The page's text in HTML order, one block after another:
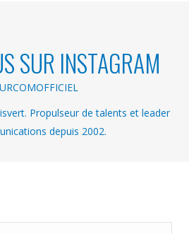
SUR INSTAGRAM
Propulseur de talents et leader
depuis 2002.